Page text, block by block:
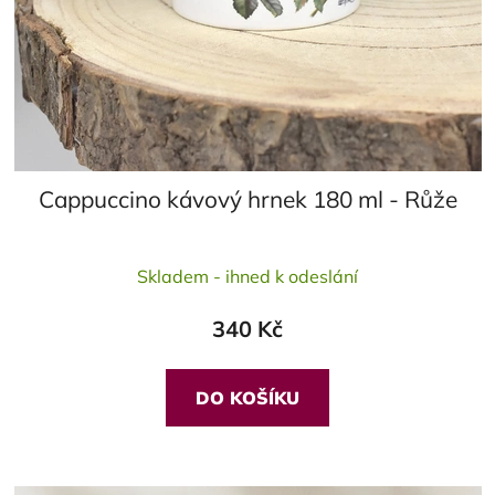
Cappuccino kávový hrnek 180 ml - Růže
hodnocení
je
5,0
z
5
Skladem - ihned k odeslání
340 Kč
DO KOŠÍKU